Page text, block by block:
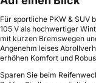
Für sportliche PKW & SUV
105 V als hochwertiger
mit kurzen Bremswegen
Angenehm leises
erhöhen Komfort und
Sparen Sie beim